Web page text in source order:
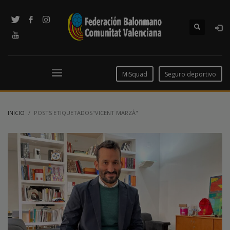
MiSquad Seguro deportivo
INICIO POSTS ETIQUETADOS"VICENT MARZÀ"